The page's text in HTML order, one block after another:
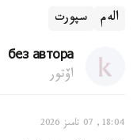
الەم سپورت
без автора
اۆتور
18:04, 07 تامىز 2026